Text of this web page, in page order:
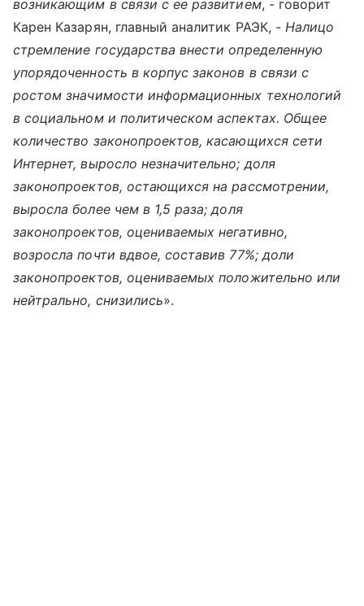
возникающим в связи с ее развитием, - говорит
Карен Казарян, главный аналитик РАЭК, - Налицо
стремление государства внести определенную
упорядоченность в корпус законов в связи с
ростом значимости информационных технологий
в социальном и политическом аспектах. Общее
количество законопроектов, касающихся сети
Интернет, выросло незначительно; доля
законопроектов, остающихся на рассмотрении,
выросла более чем в 1,5 раза; доля
законопроектов, оцениваемых негативно,
возросла почти вдвое, составив 77%; доли
законопроектов, оцениваемых положительно или
нейтрально, снизились».